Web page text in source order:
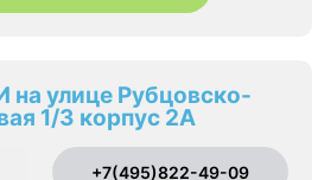
улице Рубцовско-
1/3 корпус 2А
+7(495)822-49-09